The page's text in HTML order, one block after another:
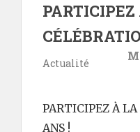
Actualité
PARTICIPEZ À
ANS !